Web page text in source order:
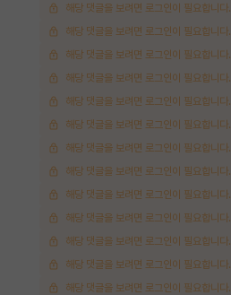
해당 댓글을 보려면 로그인이 필요합니다.
해당 댓글을 보려면 로그인이 필요합니다.
해당 댓글을 보려면 로그인이 필요합니다.
해당 댓글을 보려면 로그인이 필요합니다.
해당 댓글을 보려면 로그인이 필요합니다.
해당 댓글을 보려면 로그인이 필요합니다.
해당 댓글을 보려면 로그인이 필요합니다.
해당 댓글을 보려면 로그인이 필요합니다.
해당 댓글을 보려면 로그인이 필요합니다.
해당 댓글을 보려면 로그인이 필요합니다.
해당 댓글을 보려면 로그인이 필요합니다.
해당 댓글을 보려면 로그인이 필요합니다.
해당 댓글을 보려면 로그인이 필요합니다.